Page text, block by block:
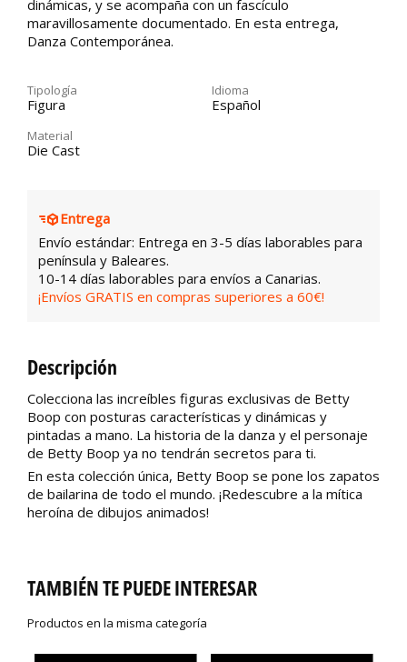
dinámicas, y se acompaña con un fascículo
maravillosamente documentado. En esta entrega,
Danza Contemporánea.
Tipología
Figura
Idioma
Español
Material
Die Cast
Entrega
Envío estándar: Entrega en 3-5 días laborables para
península y Baleares.
10-14 días laborables para envíos a Canarias.
¡Envíos GRATIS en compras superiores a 60€!
Descripción
Colecciona las increíbles figuras exclusivas de Betty
Boop con posturas características y dinámicas y
pintadas a mano. La historia de la danza y el personaje
de Betty Boop ya no tendrán secretos para ti.
En esta colección única, Betty Boop se pone los zapatos
de bailarina de todo el mundo. ¡Redescubre a la mítica
heroína de dibujos animados!
TAMBIÉN TE PUEDE INTERESAR
Productos en la misma categoría